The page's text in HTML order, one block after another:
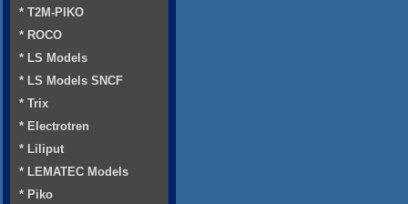
* T2M-PIKO
* ROCO
* LS Models
* LS Models SNCF
* Trix
* Electrotren
* Liliput
* LEMATEC Models
* Piko